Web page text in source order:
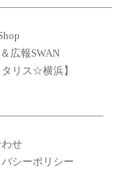
広報SWAN
タリス☆横浜】
せ
シーポリシー